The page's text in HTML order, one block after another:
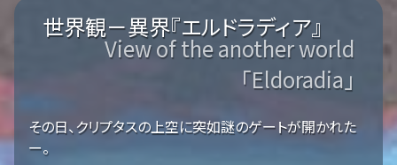
世界観－異界『エルドラディア』
View of the another world
「Eldoradia」
その日、クリプタスの上空に突如謎のゲートが開かれた
ー。